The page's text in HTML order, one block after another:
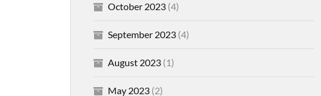
October 2023(4)
September 2023(4)
August 2023(1)
May 2023(2)